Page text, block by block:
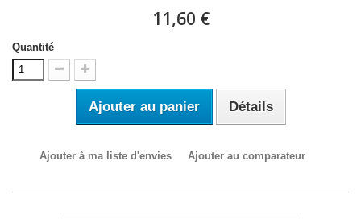
11,60 €
Quantité
Ajouter au panier Détails
Ajouter à ma liste d'envies Ajouter au comparateur